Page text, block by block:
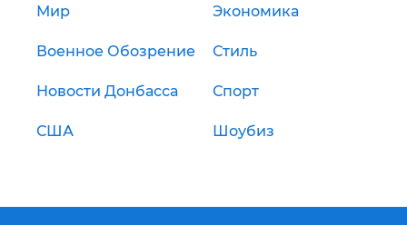
Мир Экономика
Военное Обозрение Стиль
Новости Донбасса Спорт
США Шоубиз